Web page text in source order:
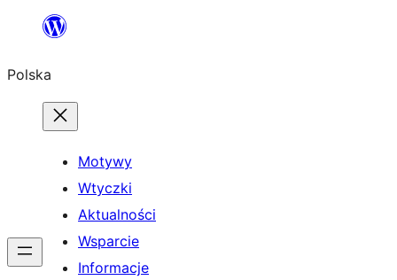
Przejdź
treści
Polska
Motywy
Wtyczki
Aktualności
Wsparcie
Informacje